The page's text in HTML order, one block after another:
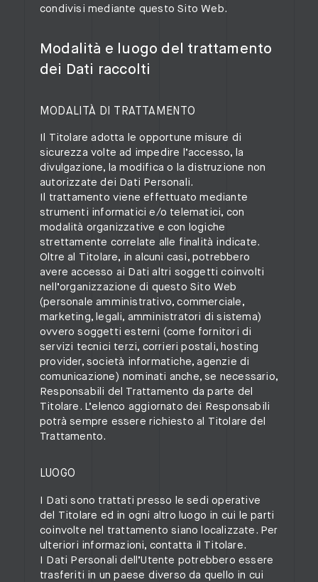
condivisi mediante questo Sito Web.
Modalità e luogo del trattamento
dei Dati raccolti
MODALITÀ DI TRATTAMENTO
Il Titolare adotta le opportune misure di
sicurezza volte ad impedire l’accesso, la
divulgazione, la modifica o la distruzione non
autorizzate dei Dati Personali.
Il trattamento viene effettuato mediante
strumenti informatici e/o telematici, con
modalità organizzative e con logiche
strettamente correlate alle finalità indicate.
Oltre al Titolare, in alcuni casi, potrebbero
avere accesso ai Dati altri soggetti coinvolti
nell’organizzazione di questo Sito Web
(personale amministrativo, commerciale,
marketing, legali, amministratori di sistema)
ovvero soggetti esterni (come fornitori di
servizi tecnici terzi, corrieri postali, hosting
provider, società informatiche, agenzie di
comunicazione) nominati anche, se necessario,
Responsabili del Trattamento da parte del
Titolare. L’elenco aggiornato dei Responsabili
potrà sempre essere richiesto al Titolare del
Trattamento.
LUOGO
I Dati sono trattati presso le sedi operative
del Titolare ed in ogni altro luogo in cui le parti
coinvolte nel trattamento siano localizzate. Per
ulteriori informazioni, contatta il Titolare.
I Dati Personali dell’Utente potrebbero essere
trasferiti in un paese diverso da quello in cui